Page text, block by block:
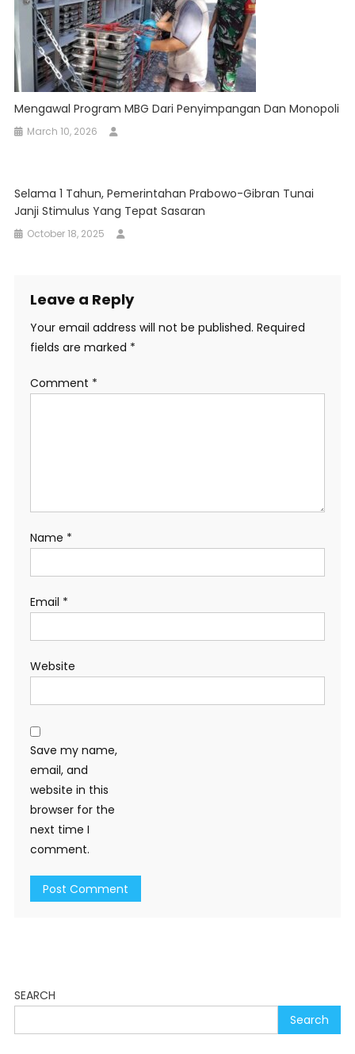
Mengawal Program MBG Dari Penyimpangan Dan Monopoli
March 10, 2026
Selama 1 Tahun, Pemerintahan Prabowo-Gibran Tunai
Janji Stimulus Yang Tepat Sasaran
October 18, 2025
Leave a Reply
Your email address will not be published. Required
fields are marked *
Comment *
Name *
Email *
Website
Save my name,
email, and
website in this
browser for the
next time I
comment.
SEARCH
Search